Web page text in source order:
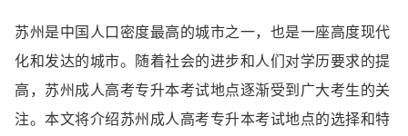
苏州是中国人口密度最高的城市之一，也是一座高度现代
化和发达的城市。随着社会的进步和人们对学历要求的提
高，苏州成人高考专升本考试地点逐渐受到广大考生的关
注。本文将介绍苏州成人高考专升本考试地点的选择和特